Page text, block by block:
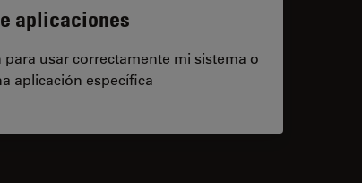
aplicaciones
usar correctamente mi sistema o
aplicación específica